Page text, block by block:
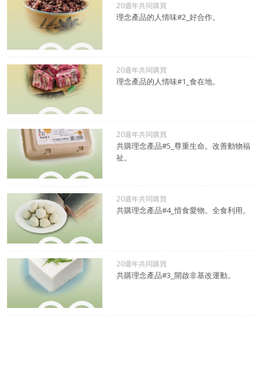
20週年共同購買
理念產品的人情味#2_好合作。
20週年共同購買
理念產品的人情味#1_食在地。
20週年共同購買
共購理念產品#5_尊重生命。改善動物福
祉。
20週年共同購買
共購理念產品#4_惜食愛物。全食利用。
20週年共同購買
共購理念產品#3_開啟非基改運動。